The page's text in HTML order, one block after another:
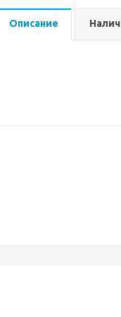
Описание